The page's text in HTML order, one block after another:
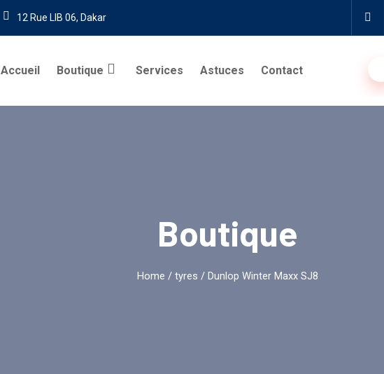
12 Rue LIB 06, Dakar
Accueil Boutique Services Astuces Contact
Boutique
Home / tyres / Dunlop Winter Maxx SJ8